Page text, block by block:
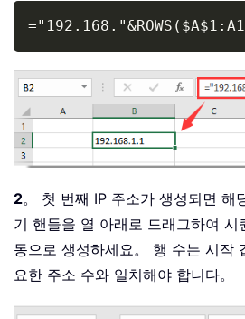
2。 첫 번째 IP 주소가 생성되면 해
기 핸들을 열 아래로 드래그하여
동으로 생성하세요。 행 수는 시작
요한 주소 수와 일치해야 합니다。